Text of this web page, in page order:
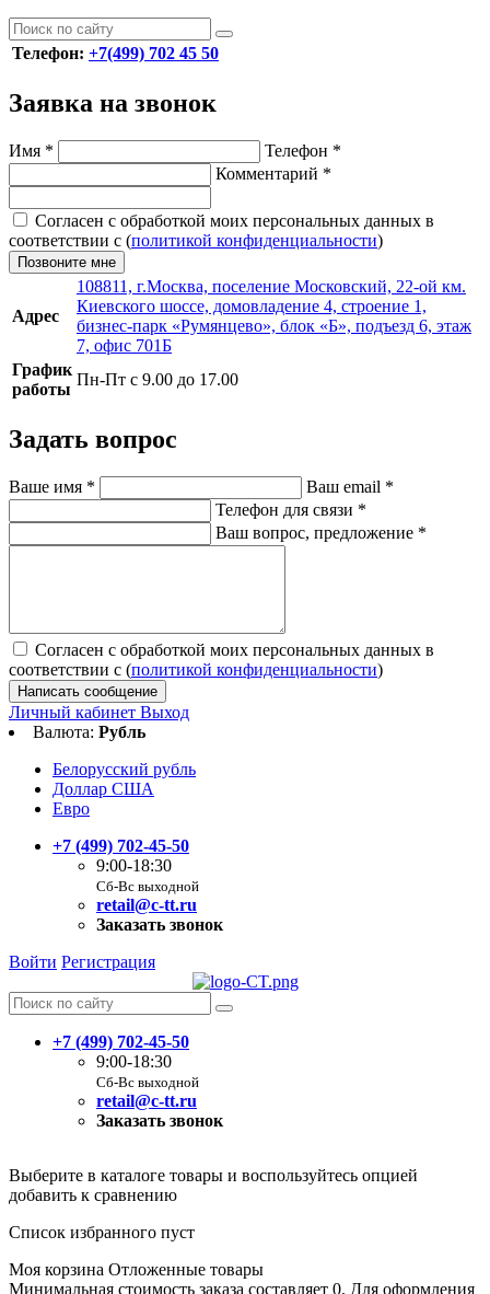
Телефон: +7(499) 702 45 50
Заявка на звонок
Имя * Телефон *
Комментарий *
Согласен с обработкой моих персональных данных в
соответствии с (политикой конфиденциальности)
Позвоните мне
Адрес
108811, г.Москва, поселение Московский, 22-ой км.
Киевского шоссе, домовладение 4, строение 1,
бизнес-парк «Румянцево», блок «Б», подъезд 6, этаж
7, офис 701Б
График
работы
Пн-Пт с 9.00 до 17.00
Задать вопрос
Ваше имя * Ваш email *
Телефон для связи *
Ваш вопрос, предложение *
Согласен с обработкой моих персональных данных в
соответствии с (политикой конфиденциальности)
Написать сообщение
Личный кабинет Выход
Валюта: Рубль
Белорусский рубль
Доллар США
Евро
+7 (499) 702-45-50
9:00-18:30
Сб-Вс выходной
retail@c-tt.ru
Заказать звонок
Войти Регистрация
+7 (499) 702-45-50
9:00-18:30
Сб-Вс выходной
retail@c-tt.ru
Заказать звонок
Выберите в каталоге товары и воспользуйтесь опцией
добавить к сравнению
Список избранного пуст
Моя корзина Отложенные товары
Минимальная стоимость заказа составляет 0. Для оформления